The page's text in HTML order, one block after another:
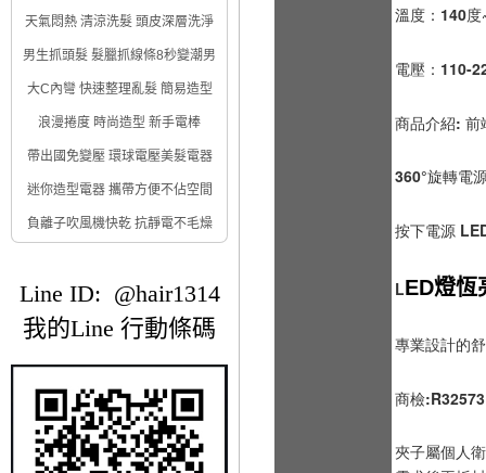
天氣悶熱 清涼洗髮 頭皮深層洗淨
男生抓頭髮 髮臘抓線條8秒變潮男
大C內彎 快速整理亂髮 簡易造型
浪漫捲度 時尚造型 新手電棒
帶出國免變壓 環球電壓美髮電器
迷你造型電器 攜帶方便不佔空間
負離子吹風機快乾 抗靜電不毛燥
Line ID: @hair1314
我的Line 行動條碼
溫度：140
電壓：110-
商品介紹:
360°旋轉電
按下電源
LED燈恆
專業設計的
商檢
夾子屬個人